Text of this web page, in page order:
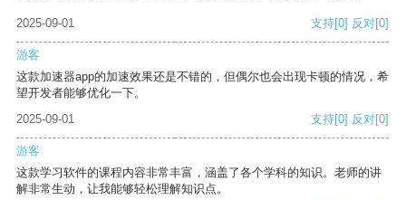
2025-09-01 支持[0] 反对[0]
游客
这款加速器app的加速效果还是不错的，但偶尔也会出现卡顿的情况，希
望开发者能够优化一下。
2025-09-01
支持[0] 反对[0]
游客
这款学习软件的课程内容非常丰富，涵盖了各个学科的知识。老师的讲
解非常生动，让我能够轻松理解知识点。